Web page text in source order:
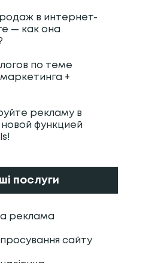
в интернет-
— как она
по теме
+
рекламу в
функцией
послуги
реклама
сайту